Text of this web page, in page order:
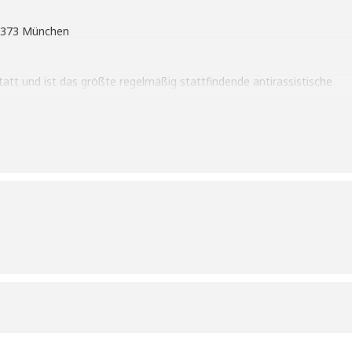
München
und ist das größte regelmäßig stattfindende antirassistische
Gesellschaft wollen die Veranstalter*innen in diesem Jahr gegen
den populistischen Rechtsruck stark machen.